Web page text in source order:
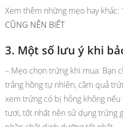
Xem thêm những mẹo hay khác:
CŨNG NÊN BIẾT
3. Một số lưu ý khi
– Mẹo chọn trứng khi mua: Bạn
trắng hồng tự nhiên, cầm quả
xem trứng có bị hỏng không nếu
tươi, tốt nhất nên sử dụng trứng